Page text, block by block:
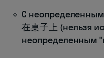
С
在桌子上 (нельзя
неопределенным